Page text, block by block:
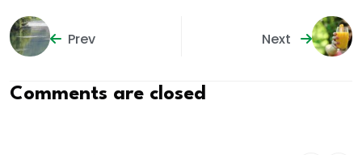
Prev Next
Comments are closed